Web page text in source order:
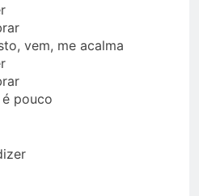
vem, me acalma
pouco